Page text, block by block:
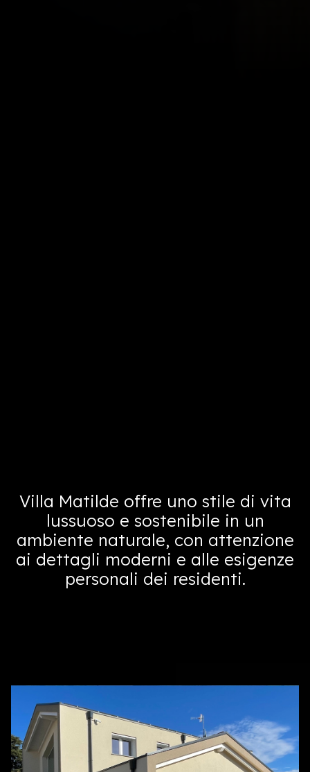
Villa Matilde offre uno stile di vita
lussuoso e sostenibile in un
ambiente naturale, con attenzione
ai dettagli moderni e alle esigenze
personali dei residenti.